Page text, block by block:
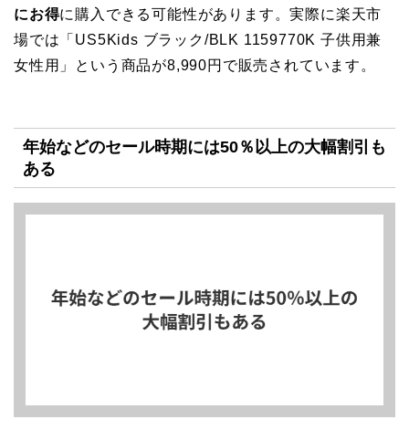
にお得に購入できる可能性があります。実際に楽天市
場では「US5Kids ブラック/BLK 1159770K 子供用兼
女性用」という商品が8,990円で販売されています。
年始などのセール時期には50％以上の大幅割引も
ある